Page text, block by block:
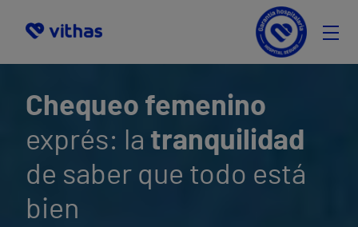
Pide Cita
Precio
Preguntas frecuentes
Chequeo femenino
exprés: la tranquilidad
de saber que todo está
bien